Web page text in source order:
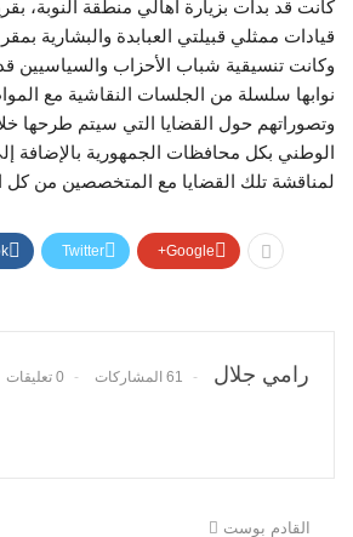
كانت قد بدأت بزيارة أهالي منطقة النوبة،
قيادات ممثلي قبيلتي العبابدة والبشارية
وكانت تنسيقية شباب الأحزاب والسياسيين
نوابها سلسلة من الجلسات النقاشية مع
وتصوراتهم حول القضايا التي سيتم طرحها
الوطني بكل محافظات الجمهورية بالإضافة
لمناقشة تلك القضايا مع المتخصصين من كل
Twitter Google+
رامي جلال 61 المشاركات 0 تعليقات
القادم بوست